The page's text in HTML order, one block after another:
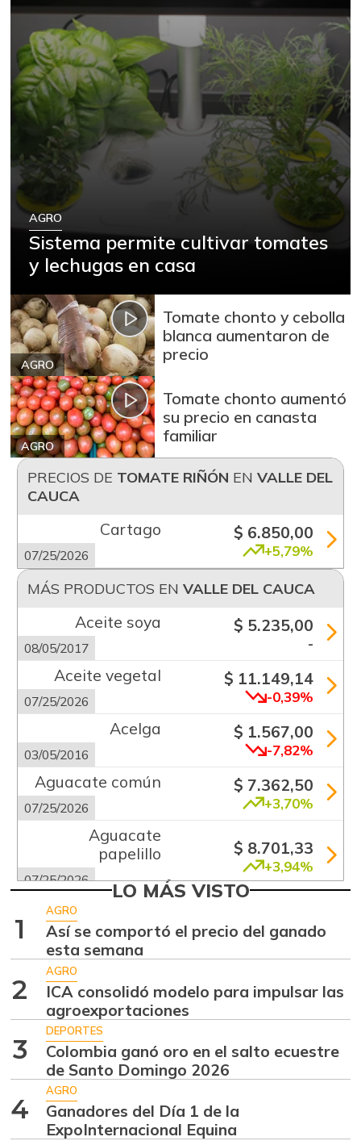
AGRO
Sistema permite cultivar tomates
y lechugas en casa
AGRO
Tomate chonto y cebolla
blanca aumentaron de
precio
AGRO
Tomate chonto aumentó
su precio en canasta
familiar
PRECIOS DE TOMATE RIÑÓN EN VALLE DEL
CAUCA
Cartago
07/25/2026
$ 6.850,00
+5,79%
MÁS PRODUCTOS EN VALLE DEL CAUCA
Aceite soya
08/05/2017
$ 5.235,00
-
Aceite vegetal
07/25/2026
$ 11.149,14
-0,39%
Acelga
03/05/2016
$ 1.567,00
-7,82%
Aguacate común
07/25/2026
$ 7.362,50
+3,70%
Aguacate
papelillo
07/25/2026
$ 8.701,33
+3,94%
07/25/2026 +6,68%
Ajo
07/25/2026
$ 5.516,33
+2,11%
Alas de pollo sin
costillar
07/25/2026
$ 10.746,80
Almejas con
concha
07/25/2026
LO MÁS VISTO
1
AGRO
Así se comportó el precio del ganado
esta semana
2
AGRO
ICA consolidó modelo para impulsar las
agroexportaciones
3
DEPORTES
Colombia ganó oro en el salto ecuestre
de Santo Domingo 2026
4
AGRO
Ganadores del Día 1 de la
ExpoInternacional Equina